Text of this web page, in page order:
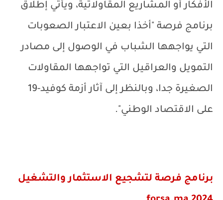
الأفكار أو المشاريع المقاولاتية، ويأتي إطلاق
برنامج فرصة "أخذا بعين الاعتبار الصعوبات
التي يواجهها الشباب في الوصول إلى مصادر
التمويل والعراقيل التي تواجهها المقاولات
الصغيرة جدا، وبالنظر إلى آثار أزمة كوفيد-19
على الاقتصاد الوطني".
برنامج فرصة لتشجيع الاستثمار والتشغيل